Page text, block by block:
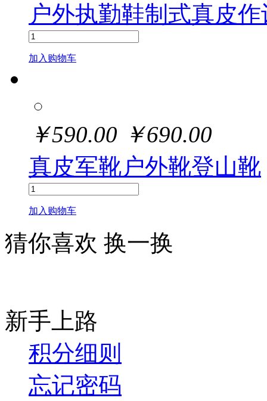
户外执勤鞋制式真皮
加入购物车
￥590.00 ￥690.00
真皮军靴户外靴登山靴
加入购物车
猜你喜欢 换一换
新手上路
积分细则
忘记密码